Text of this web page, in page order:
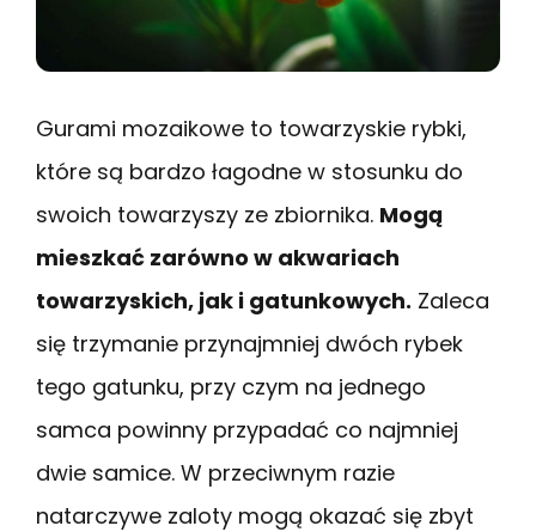
Gurami mozaikowe to towarzyskie rybki,
które są bardzo łagodne w stosunku do
swoich towarzyszy ze zbiornika. Mogą
mieszkać zarówno w akwariach
towarzyskich, jak i gatunkowych. Zaleca
się trzymanie przynajmniej dwóch rybek
tego gatunku, przy czym na jednego
samca powinny przypadać co najmniej
dwie samice. W przeciwnym razie
natarczywe zaloty mogą okazać się zbyt